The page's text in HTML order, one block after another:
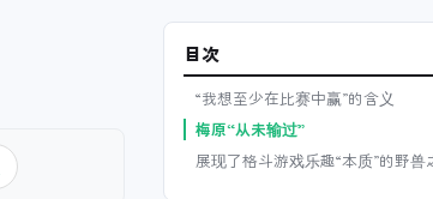
目次
“我想至少在比赛中赢”的含义
梅原“从未输过”
展现了格斗游戏乐趣“本质”的野兽